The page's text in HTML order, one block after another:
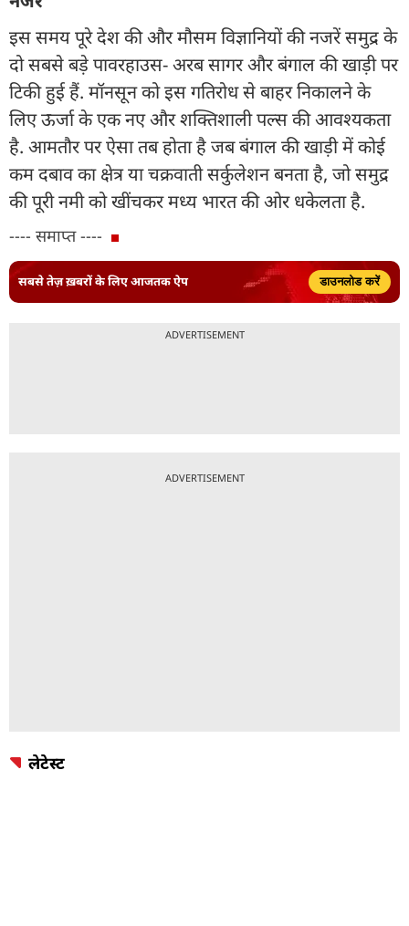
इस समय पूरे देश की और मौसम विज्ञानियों की नजरें समुद्र के
दो सबसे बड़े पावरहाउस- अरब सागर और बंगाल की खाड़ी पर
टिकी हुई हैं. मॉनसून को इस गतिरोध से बाहर निकालने के
लिए ऊर्जा के एक नए और शक्तिशाली पल्स की आवश्यकता
है. आमतौर पर ऐसा तब होता है जब बंगाल की खाड़ी में कोई
कम दबाव का क्षेत्र या चक्रवाती सर्कुलेशन बनता है, जो समुद्र
की पूरी नमी को खींचकर मध्य भारत की ओर धकेलता है.
---- समाप्त ----
सबसे तेज़ ख़बरों के लिए आजतक ऐप डाउनलोड करें
ADVERTISEMENT
ADVERTISEMENT
लेटेस्ट